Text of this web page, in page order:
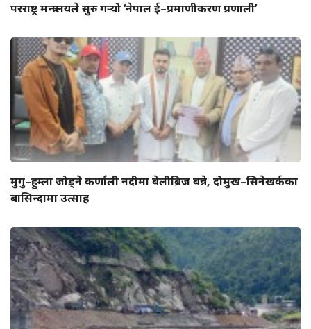
परराष्ट्र मन्त्रालयले सुरु गर्‍यो ‘नेपाल ई–प्रमाणीकरण प्रणाली’
मुगु–हुम्ला जोड्ने कर्णाली नदीमा बेलीब्रिज बन्ने, दोमुख–सिनेखर्कका
बासिन्दामा उत्साह